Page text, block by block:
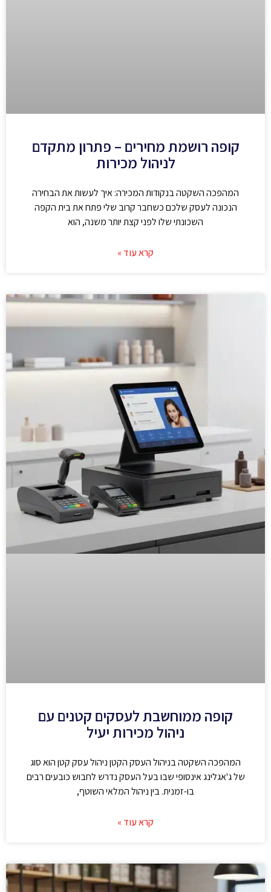
קופה רושמת מחירים – פתרון מתקדם
לניהול מכירות
המהפכה השקטה בנקודות המכירה: איך לעשות את הבחירה
הנכונה לעסק שלכם כשחבר קרוב שלי פתח את בית הקפה
השכונתי שלו לפני קצת יותר משנה, הוא
קרא עוד »
קופה ממוחשבת לעסקים קטנים עם
ניהול מכירות יעיל
המהפכה השקטה בניהול העסק הקטן ניהול עסק קטן הוא סוג
של ג'אגלינג אינסופי שבו בעל העסק נדרש לחבוש כובעים רבים
בו-זמנית. בין ניהול המלאי השוטף,
קרא עוד »